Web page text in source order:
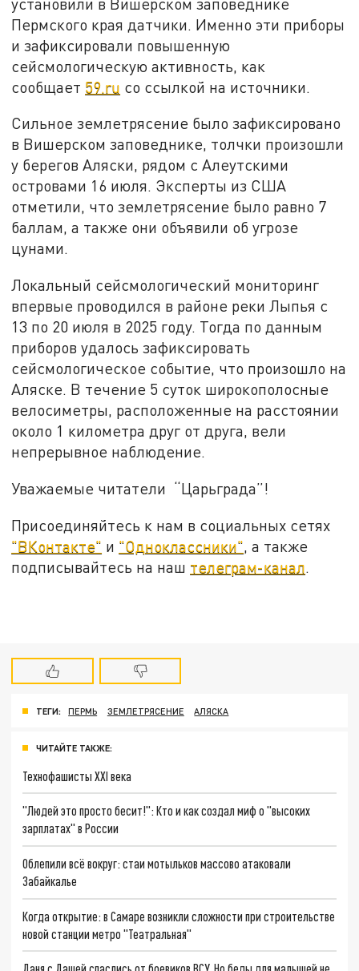
Пермского края датчики. Именно эти приборы
и зафиксировали повышенную
сейсмологическую активность, как
сообщает 59.ru со ссылкой на источники.
Сильное землетрясение было зафиксировано
в Вишерском заповеднике, толчки произошли
у берегов Аляски, рядом с Алеутскими
островами 16 июля. Эксперты из США
отметили, что землетрясение было равно 7
баллам, а также они объявили об угрозе
цунами.
Локальный сейсмологический мониторинг
впервые проводился в районе реки Лыпья с
13 по 20 июля в 2025 году. Тогда по данным
приборов удалось зафиксировать
сейсмологическое событие, что произошло на
Аляске. В течение 5 суток широкополосные
велосиметры, расположенные на расстоянии
около 1 километра друг от друга, вели
непрерывное наблюдение.
Уважаемые читатели “Царьграда”!
Присоединяйтесь к нам в социальных сетях
"ВКонтакте" и "Одноклассники" , а также
подписывайтесь на наш телеграм-канал
ТЕГИ: ПЕРМЬ ЗЕМЛЕТРЯСЕНИЕ АЛЯСКА
ЧИТАЙТЕ ТАКЖЕ:
Технофашисты XXI века
"Людей это просто бесит!": Кто и как создал миф о "высоких
зарплатах" в России
Облепили всё вокруг: стаи мотыльков массово атаковали
Забайкалье
Когда открытие: в Самаре возникли сложности при строительстве
новой станции метро "Театральная"